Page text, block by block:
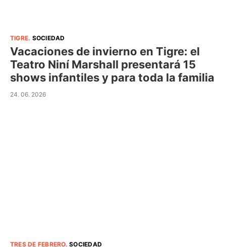
TIGRE. SOCIEDAD
Vacaciones de invierno en Tigre: el
Teatro Niní Marshall presentará 15
shows infantiles y para toda la familia
24. 06. 2026
TRES DE FEBRERO.SOCIEDAD